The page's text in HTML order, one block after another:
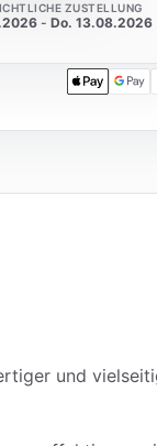
ZUSTELLUNG
- Do. 13.08.2026
Apple Pay
und